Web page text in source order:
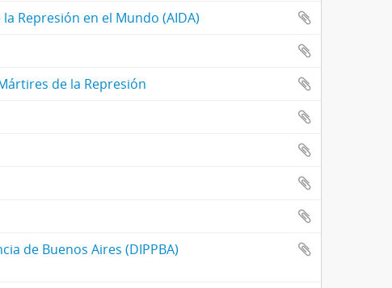
Represión en el Mundo (AIDA)
de la Represión
de Buenos Aires (DIPPBA)